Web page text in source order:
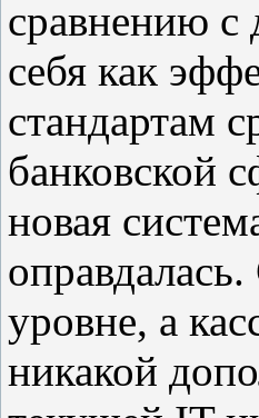
сравнению с
себя как
стандартам
банковской
новая
уровне, а
никакой